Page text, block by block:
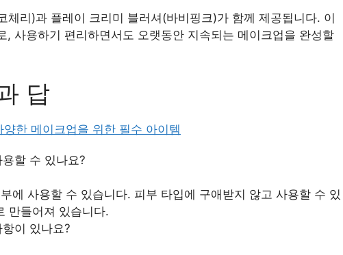
체리)과 플레이 크리미 블러셔(바비핑크)가 함께 제공됩니다. 이
, 사용하기 편리하면서도 오랫동안 지속되는 메이크업을 완성할
답
할 수 있나요?
에 사용할 수 있습니다. 피부 타입에 구애받지 않고 사용할 수 있
만들어져 있습니다.
이 있나요?